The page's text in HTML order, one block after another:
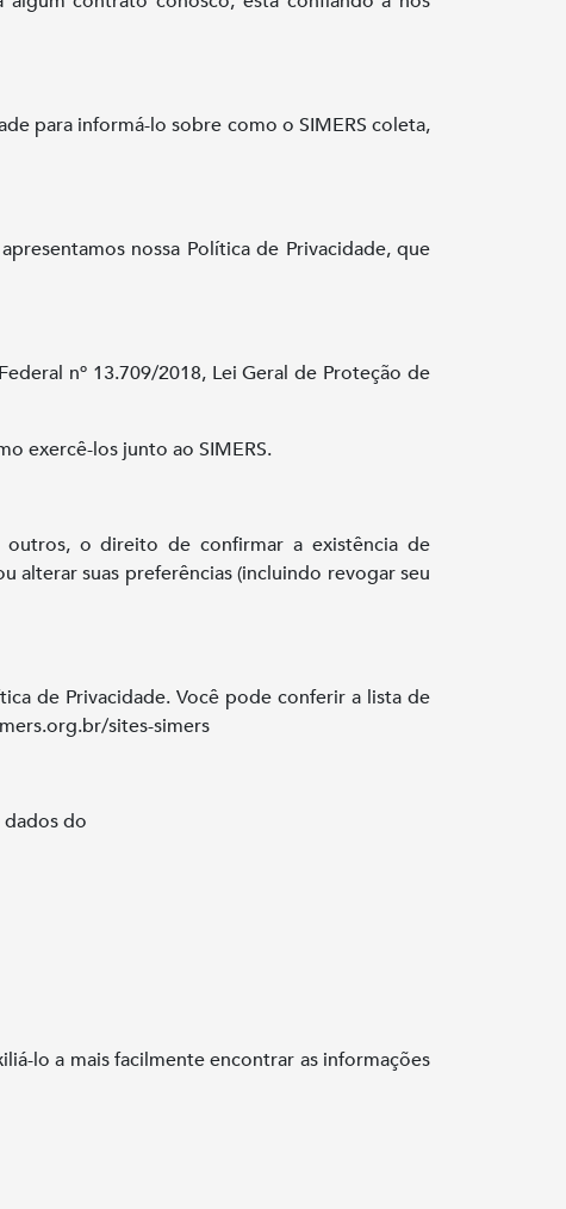
para informá-lo sobre como o SIMERS coleta,
nossa Política de Privacidade, que
nº 13.709/2018, Lei Geral de Proteção de
exercê-los junto ao SIMERS.
o direito de confirmar a existência de
alterar suas preferências (incluindo revogar seu
de Privacidade. Você pode conferir a lista de
sites-simers
dados do
lo a mais facilmente encontrar as informações